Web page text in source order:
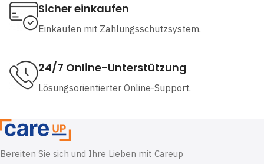
Sicher einkaufen
Einkaufen mit Zahlungsschutzsystem.
24/7 Online-Unterstützung
Lösungsorientierter Online-Support.
Bereiten Sie sich und Ihre Lieben mit Careup